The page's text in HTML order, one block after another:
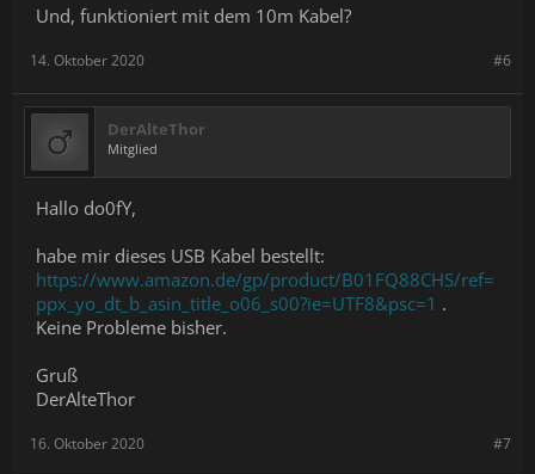
Und, funktioniert mit dem 10m Kabel?
#6
14. Oktober 2020
DerAlteThor
Mitglied
Hallo do0fY,
habe mir dieses USB Kabel bestellt:
https://www.amazon.de/gp/product/B01FQ88CHS/ref=
ppx_yo_dt_b_asin_title_o06_s00?ie=UTF8&psc=1 .
Keine Probleme bisher.
Gruß
DerAlteThor
#7
16. Oktober 2020